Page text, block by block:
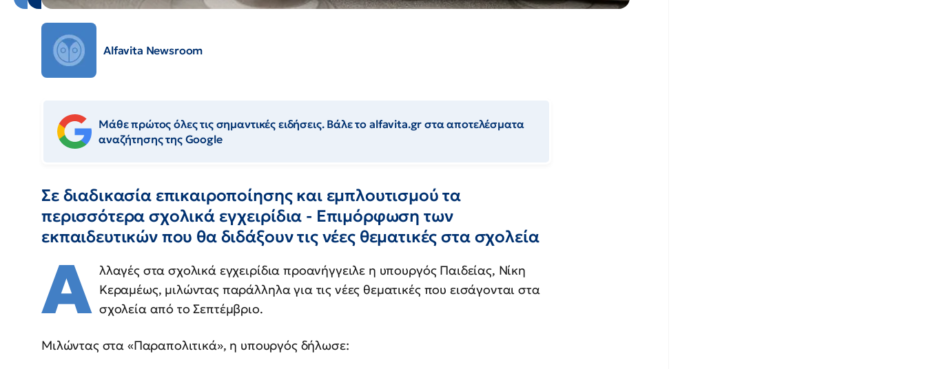
Alfavita Newsroom
Μάθε πρώτος όλες τις σημαντικές ειδήσεις. Βάλε το alfavita.gr στα αποτελέσματα
αναζήτησης της Google
Σε διαδικασία επικαιροποίησης και εμπλουτισμού τα
περισσότερα σχολικά εγχειρίδια - Επιμόρφωση των
εκπαιδευτικών που θα διδάξουν τις νέες θεματικές στα σχολεία
Α λλαγές στα σχολικά εγχειρίδια προανήγγειλε η υπουργός Παιδείας, Νίκη
Κεραμέως, μιλώντας παράλληλα για τις νέες θεματικές που εισάγονται στα
σχολεία από το Σεπτέμβριο.
Μιλώντας στα «Παραπολιτικά», η υπουργός δήλωσε: